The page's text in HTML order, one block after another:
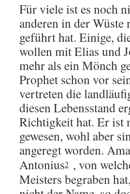
Für viele ist es noch
anderen in der Wüste
geführt hat. Einige,
wollen mit Elias und
mehr als ein Mönch
Prophet schon vor
vertreten die
diesen Lebensstand
Richtigkeit hat. Er ist
gewesen, wohl aber
angeregt worden.
Antonius2 , von
Meisters begraben